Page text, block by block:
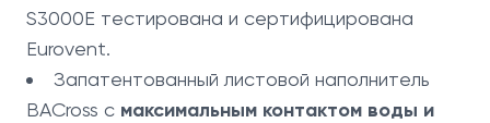
S3000E тестирована и сертифицирована
Eurovent.
Запатентованный листовой наполнитель
BACross с максимальным контактом воды и